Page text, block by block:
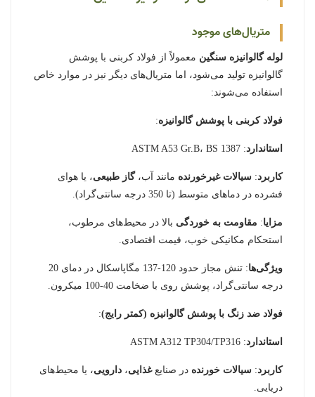
متریال‌های موجود
لوله گالوانیزه سنگین معمولاً از فولاد کربنی با پوشش
گالوانیزه تولید می‌شود، اما متریال‌های دیگر نیز در موارد خاص
استفاده می‌شوند:
فولاد کربنی با پوشش گالوانیزه:
استاندارد: ASTM A53 Gr.B، BS 1387
کاربرد: سیالات غیرخورنده مانند آب،گاز طبیعی، یا هوای
فشرده در دماهای متوسط (تا 350 درجه سانتی‌گراد).
مزایا: مقاومت به خوردگی بالا در محیط‌های مرطوب،
استحکام مکانیکی خوب، قیمت اقتصادی.
ویژگی‌ها
: تنش مجاز حدود 120-137 مگاپاسکال در دمای 20
درجه سانتی‌گراد، پوشش روی با ضخامت 40-100 میکرون.
فولاد ضد زنگ با پوشش گالوانیزه (کمتر رایج):
استاندارد: ASTM A312 TP304/TP316
کاربرد: سیالات خورنده در صنایعغذایی، دارویی، یا محیط‌های
دریایی.